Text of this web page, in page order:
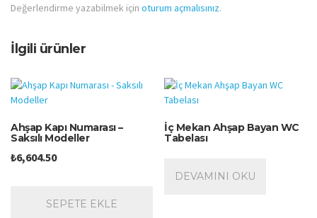
Değerlendirme yazabilmek için oturum açmalısınız.
İlgili ürünler
Ahşap Kapı Numarası –
Saksılı Modeller
₺6,604.50
SEPETE EKLE
İç Mekan Ahşap Bayan WC
Tabelası
DEVAMINI OKU